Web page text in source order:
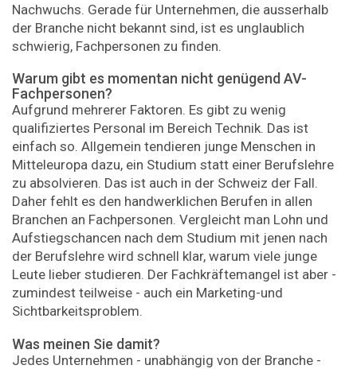
Nachwuchs. Gerade für Unternehmen, die ausserhalb
der Branche nicht bekannt sind, ist es unglaublich
schwierig, Fachpersonen zu finden.
Warum gibt es momentan nicht genügend AV-
Fachpersonen?
Aufgrund mehrerer Faktoren. Es gibt zu wenig
qualifiziertes Personal im Bereich Technik. Das ist
einfach so. Allgemein tendieren junge Menschen in
Mitteleuropa dazu, ein Studium statt einer Berufslehre
zu absolvieren. Das ist auch in der Schweiz der Fall.
Daher fehlt es den handwerklichen Berufen in allen
Branchen an Fachpersonen. Vergleicht man Lohn und
Aufstiegschancen nach dem Studium mit jenen nach
der Berufslehre wird schnell klar, warum viele junge
Leute lieber studieren. Der Fachkräftemangel ist aber -
zumindest teilweise - auch ein Marketing-und
Sichtbarkeitsproblem.
Was meinen Sie damit?
Jedes Unternehmen - unabhängig von der Branche -